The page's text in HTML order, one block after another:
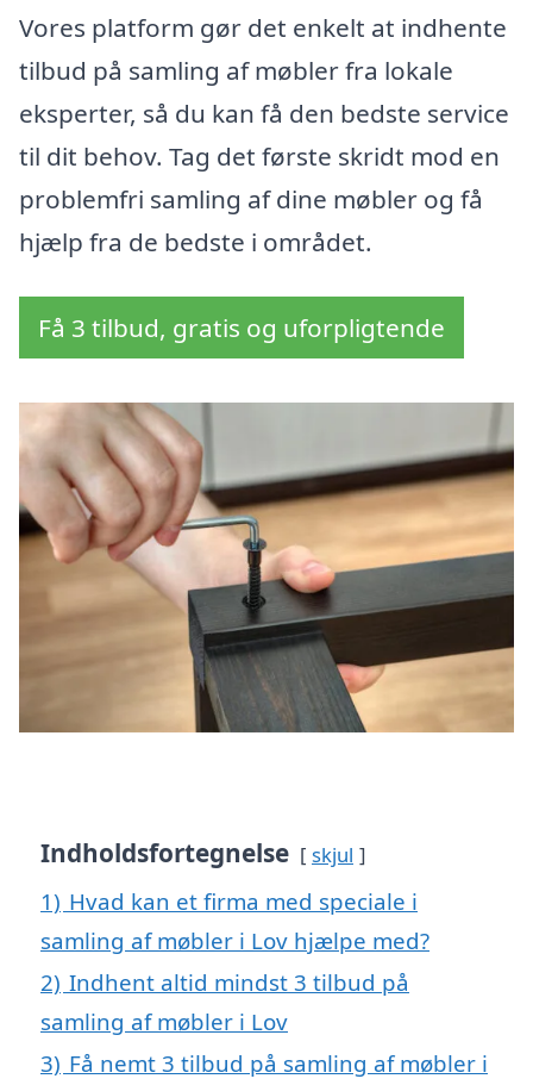
Vores platform gør det enkelt at indhente
tilbud på samling af møbler fra lokale
eksperter, så du kan få den bedste service
til dit behov. Tag det første skridt mod en
problemfri samling af dine møbler og få
hjælp fra de bedste i området.
Få 3 tilbud, gratis og uforpligtende
Indholdsfortegnelse skjul
1) Hvad kan et firma med speciale i
samling af møbler i Lov hjælpe med?
2) Indhent altid mindst 3 tilbud på
samling af møbler i Lov
3) Få nemt 3 tilbud på samling af møbler i